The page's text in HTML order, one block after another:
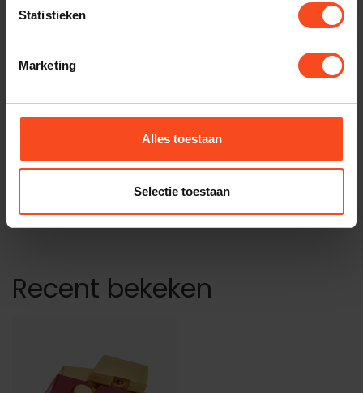
Statistieken
Marketing
Alles toestaan
Selectie toestaan
Op voorraad
Audio Technica AT-
VM520xEB Element
Op voorraad
Audio Technica AT-
VM740xML
Recent bekeken